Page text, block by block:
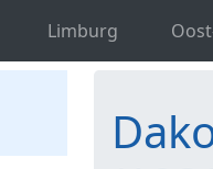
Limburg
Dakontmosser Vlaams-